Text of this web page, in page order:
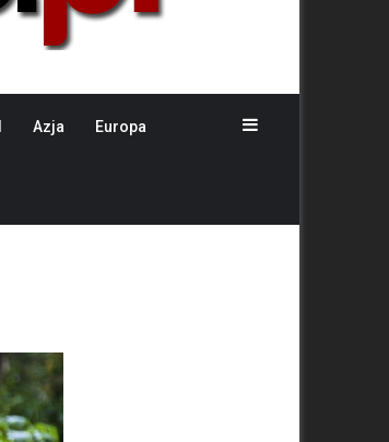
Azja Europa Sidebar